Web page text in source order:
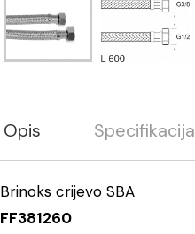
Opis Specifikacija
Brinoks crijevo SBA
FF381260